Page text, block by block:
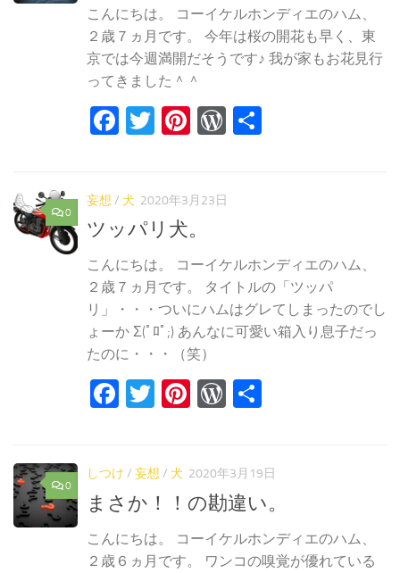
こんにちは。 コーイケルホンディエのハム、
２歳７ヵ月です。 今年は桜の開花も早く、東
京では今週満開だそうです♪ 我が家もお花見行
ってきました＾＾
Facebook
Twitter
Pinterest
WordPress
0
妄想 / 犬 2020年3月23日
ツッパリ犬。
こんにちは。 コーイケルホンディエのハム、
２歳７ヵ月です。 タイトルの「ツッパ
リ」・・・ついにハムはグレてしまったのでし
ょーか Σ(ﾟﾛﾟ;) あんなに可愛い箱入り息子だっ
たのに・・・（笑）
Facebook
Twitter
Pinterest
WordPress
0
しつけ / 妄想 / 犬 2020年3月19日
まさか！！の勘違い。
こんにちは。 コーイケルホンディエのハム、
２歳６ヵ月です。 ワンコの嗅覚が優れている